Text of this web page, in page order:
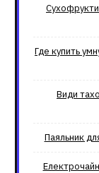
Где купить
Види
Паяльник